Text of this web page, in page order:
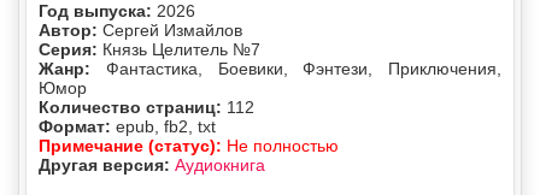
Год выпуска: 2026
Автор: Сергей Измайлов
Серия: Князь Целитель №7
Жанр: Фантастика, Боевики, Фэнтези, Приключения,
Юмор
Количество страниц: 112
Формат: epub, fb2, txt
Примечание (статус): Не полностью
Другая версия: Аудиокнига